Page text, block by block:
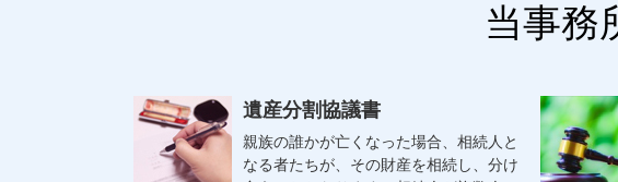
当事務
遺産分割協議書
親族の誰かが亡くなった場合、相続人と
なる者たちが、その財産を相続し、分け